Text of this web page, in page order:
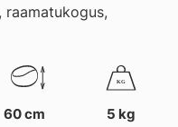
60 cm
KG
5 kg